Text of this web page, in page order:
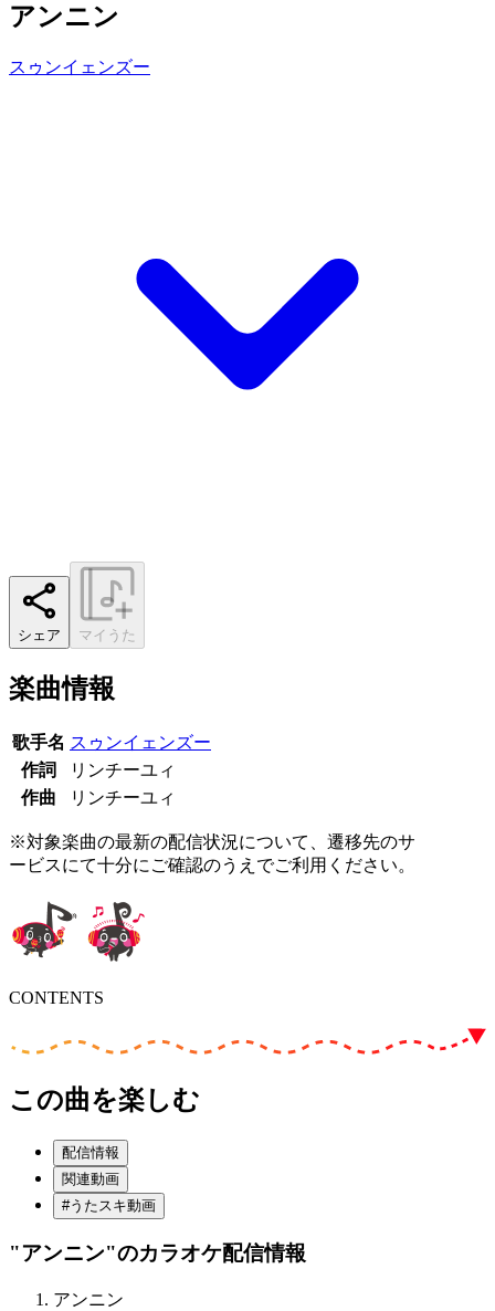
アンニン
スゥンイェンズー
シェア マイうた
楽曲情報
歌手名 スゥンイェンズー
作詞
リンチーユィ
作曲
リンチーユィ
※対象楽曲の最新の配信状況について、遷移先のサ
ービスにて十分にご確認のうえでご利用ください。
CONTENTS
この曲を楽しむ
配信情報
関連動画
#うたスキ動画
"アンニン"のカラオケ配信情報
アンニン